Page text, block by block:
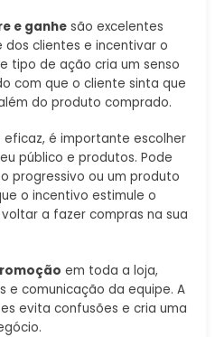
e ganhe são excelentes
clientes e incentivar o
tipo de ação cria um senso
com que o cliente sinta que
do produto comprado.
é importante escolher
público e produtos. Pode
progressivo ou um produto
o incentivo estimule o
a fazer compras na sua
em toda a loja,
e comunicação da equipe. A
evita confusões e cria uma